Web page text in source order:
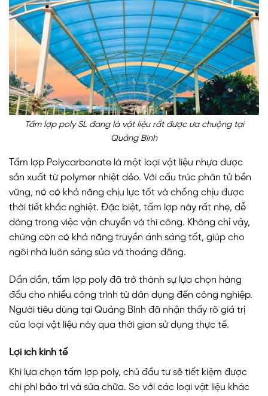
Tấm lợp poly SL đang là vật liệu rất được ưa chuộng tại
Quảng Bình
Tấm lợp Polycarbonate là một loại vật liệu nhựa được
sản xuất từ polymer nhiệt dẻo. Với cấu trúc phân tử bền
vững, nó có khả năng chịu lực tốt và chống chịu được
thời tiết khắc nghiệt. Đặc biệt, tấm lợp này rất nhẹ, dễ
dàng trong việc vận chuyển và thi công. Không chỉ vậy,
chúng còn có khả năng truyền ánh sáng tốt, giúp cho
ngôi nhà luôn sáng sủa và thoáng đãng.
Dần dần, tấm lợp poly đã trở thành sự lựa chọn hàng
đầu cho nhiều công trình từ dân dụng đến công nghiệp.
Người tiêu dùng tại Quảng Bình đã nhận thấy rõ giá trị
của loại vật liệu này qua thời gian sử dụng thực tế.
Lợi ích kinh tế
Khi lựa chọn tấm lợp poly, chủ đầu tư sẽ tiết kiệm được
chi phí bảo trì và sửa chữa. So với các loại vật liệu khác